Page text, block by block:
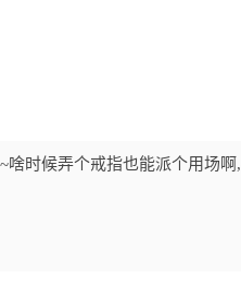
啥时候弄个戒指也能派个用场啊